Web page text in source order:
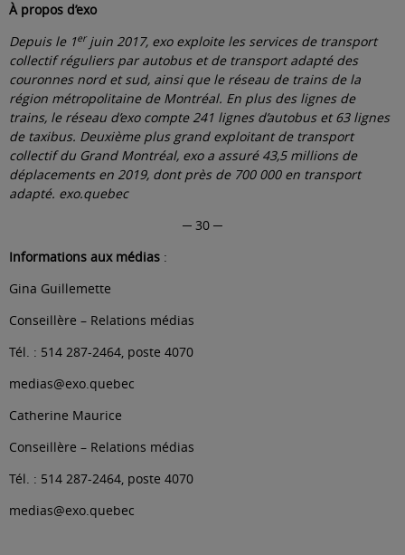
À propos d’exo
Depuis le 1erjuin 2017, exo exploite les services de transport
collectif réguliers par autobus et de transport adapté des
couronnes nord et sud, ainsi que le réseau de trains de la
région métropolitaine de Montréal. En plus des lignes de
trains, le réseau d’exo compte 241 lignes d’autobus et 63 lignes
de taxibus. Deuxième plus grand exploitant de transport
collectif du Grand Montréal, exo a assuré 43,5 millions de
déplacements en 2019, dont près de 700 000 en transport
adapté. exo.quebec
─ 30 ─
Informations aux médias :
Gina Guillemette
Conseillère – Relations médias
Tél. : 514 287-2464, poste 4070
medias@exo.quebec
Catherine Maurice
Conseillère – Relations médias
Tél. : 514 287-2464, poste 4070
medias@exo.quebec